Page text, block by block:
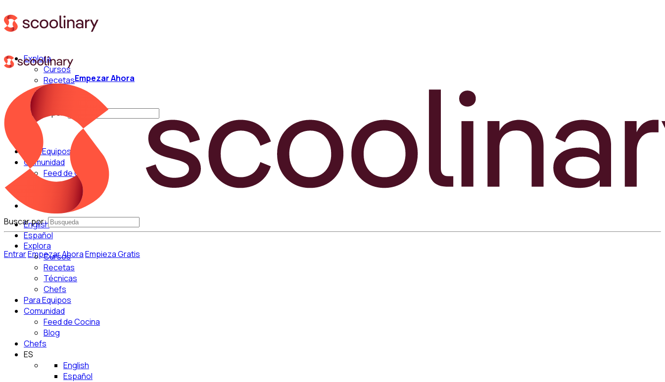
Explora
Cursos
Recetas
Buscar por:
Para Equipos
Comunidad
Feed de Cocina
Blog
English
Español
EntrarEmpezar AhoraEmpieza Gratis
Empezar Ahora
Buscar por:
Explora
Cursos
Recetas
Técnicas
Chefs
Para Equipos
Comunidad
Feed de Cocina
Blog
Chefs
ES
English
Español